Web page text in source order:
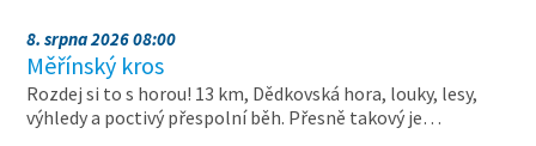
8. srpna 2026 08:00
Měřínský kros
Rozdej si to s horou! 13 km, Dědkovská hora, louky, lesy,
výhledy a poctivý přespolní běh. Přesně takový je…